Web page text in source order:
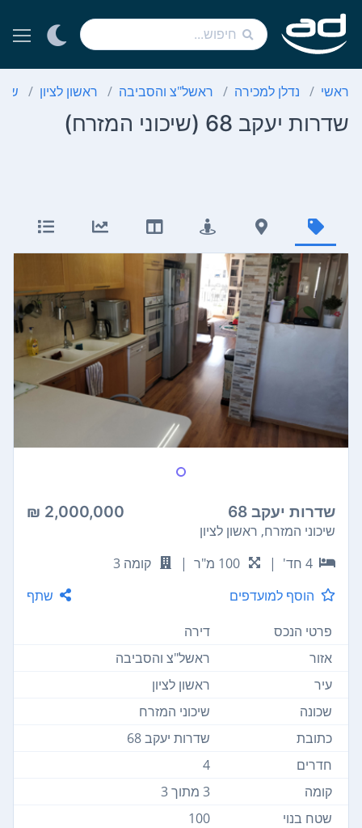
ראשי נדלן למכירה ראשל"צ והסביבה ראשון לציון
שדרות יעקב 68 (שיכוני המזרח)
שדרות יעקב 68 2,000,000 ₪
שיכוני המזרח, ראשון לציון
4 חד'
| 100 מ"ר |
קומה 3
הוסף למועדפים
שתף
פרטי הנכס
דירה
אזור
ראשל"צ והסביבה
עיר
ראשון לציון
שכונה
שיכוני המזרח
כתובת
שדרות יעקב 68
חדרים
4
קומה
3 מתוך 3
שטח בנוי
100